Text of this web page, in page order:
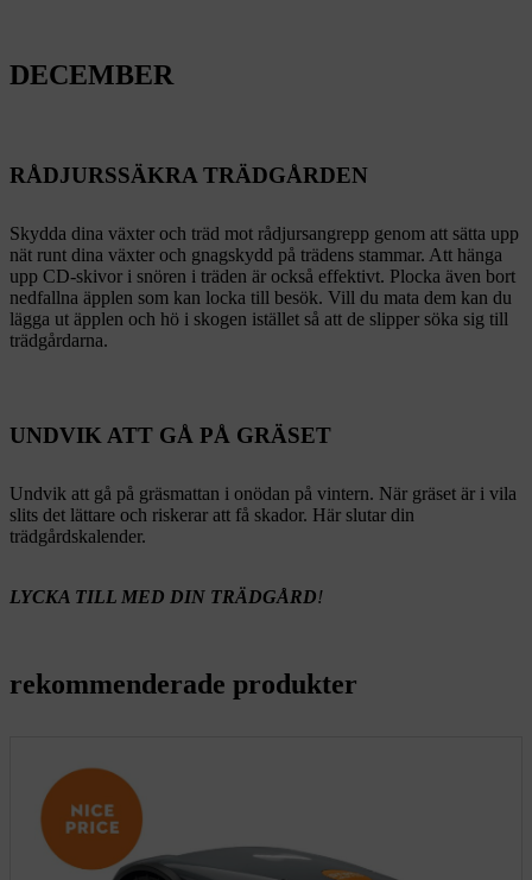
DECEMBER
RÅDJURSSÄKRA TRÄDGÅRDEN
Skydda dina växter och träd mot rådjursangrepp genom att sätta upp
nät runt dina växter och gnagskydd på trädens stammar. Att hänga
upp CD-skivor i snören i träden är också effektivt. Plocka även bort
nedfallna äpplen som kan locka till besök. Vill du mata dem kan du
lägga ut äpplen och hö i skogen istället så att de slipper söka sig till
trädgårdarna.
UNDVIK ATT GÅ PÅ GRÄSET
Undvik att gå på gräsmattan i onödan på vintern. När gräset är i vila
slits det lättare och riskerar att få skador. Här slutar din
trädgårdskalender.
LYCKA TILL MED DIN TRÄDGÅRD!
rekommenderade produkter